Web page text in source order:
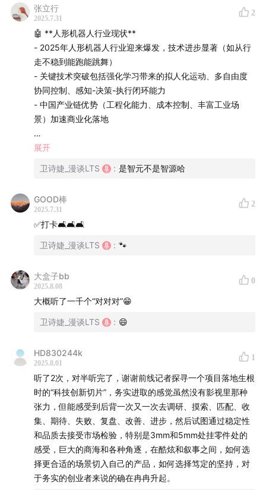
由于这期访谈是在工厂进行，且工厂内的产线在同时作
业，所以一些地方的背景音可能略显嘈杂，建议最好在不
戴耳机的场景下播放。
这期节目能让我们理解：
一项技术究竟如何在工业场景中落地？
中经历了怎样的飞跃式发展？
对于业内人来说，相信这期内容也有很多有价值的信息，
来自最前线的应用情形、客户体验和最一手的独家访谈。
本期嘉宾：
（智元机器人 通用产品线总裁）
邓扬 （富临精工 创新生产部负责人）
卫诗婕（主持人，商业漫谈Jane‘s talk 创始人）
张立行
2025.7.31
2
🤖 **人形机器人行业现状**
- 2025年人形机器人行业迎来爆发，技术进步显著（如从行
走不稳到能跑能跳舞）
- 关键技术突破包括强化学习带来的拟人化运动、多自由度
协同控制、感知-决策-执行闭环能力
- 中国产业链优势（工程化能力、成本控制、丰富工业场
景）加速商业化落地
🏭 **工业落地实践（富灵精工案例）**
作业、自主避障纠错
- 部署挑战：节拍优化、环境适应性调试、异常处理（耗时1
- 多模态数据采集（视觉识别、力控、导航等）反哺模型迭
代
- 小脑控制技术：全身协同运动规划（7自由度双臂+移动底
盘）
复用性高
🔄 **产业协作模式**
- 本体研发（智源）→场景部署（安努智能）→终端应用（富
灵精工）
- 三方价值：
- 智源：通用本体+算法平台
- 安努：工程化落地+数据回流
- 富灵：提供真实场景验证
展开
卫诗婕_漫谈LTS : 是智元不是智源哈
GOOD棒
2025.7.31
2
✅打卡🛋🛋🛋
卫诗婕_漫谈LTS : 🐾
大盒子bb
2025.8.08
0
大概听了一千个“对对对”😁
卫诗婕_漫谈LTS : 😄
HD830244k
2025.8.01
1
听了2次，对半听完了，谢谢前线记者探寻一个项目落地生根
时的“科技创新切片”，务实进取的感觉虽然没有影视里那种
张力，但能感受到后背一次又一次去调研、摸索、匹配、收
集、期待、失败、复盘、改善、进步，然后试图通过稳定性
和品质去接受市场检验，特别是3mm和5mm处挂零件处的
感受，巨大的商海和各种角逐，在酷炫和叙事之间，如何选
择更合适的场景切入自己的产品，如何选择笃定的坚持，对
于务实的创业者来说的确在冉冉升起。